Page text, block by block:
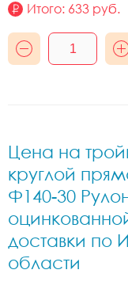
Итого: 633 руб.
Цена на
круглой
Ф140-30
доставки по
области